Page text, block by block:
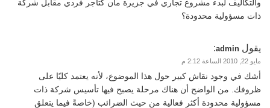
والتكاليف لبدء مشروع تجاري في جزيرة مان كتاجر فردي مقابل شركة
ذات مسؤولية محدودة؟
يقول admin
:
مايو 22, 2010 الساعة 2:12 م
أشك في وجود نقاش كبير حول هذا الموضوع، لأنه يعتمد كليًا على
ظروفك. من الواضح أن هناك مرحلة يصبح فيها تأسيس شركة ذات
مسؤولية محدودة أكثر فعالية من حيث الضرائب (خاصةً فيما يتعلق